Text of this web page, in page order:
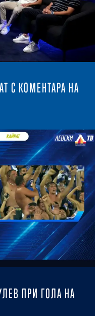
С КОМЕНТАРА НА
ПРИ ГОЛА НА